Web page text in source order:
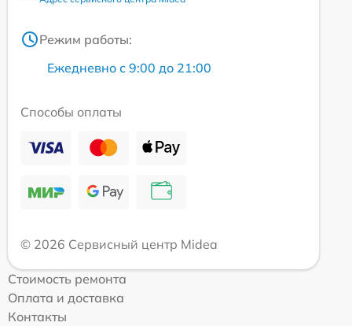
Режим работы:
Ежедневно с 9:00 до 21:00
Способы оплаты
© 2026 Сервисный центр Midea
Стоимость ремонта
Оплата и доставка
Контакты